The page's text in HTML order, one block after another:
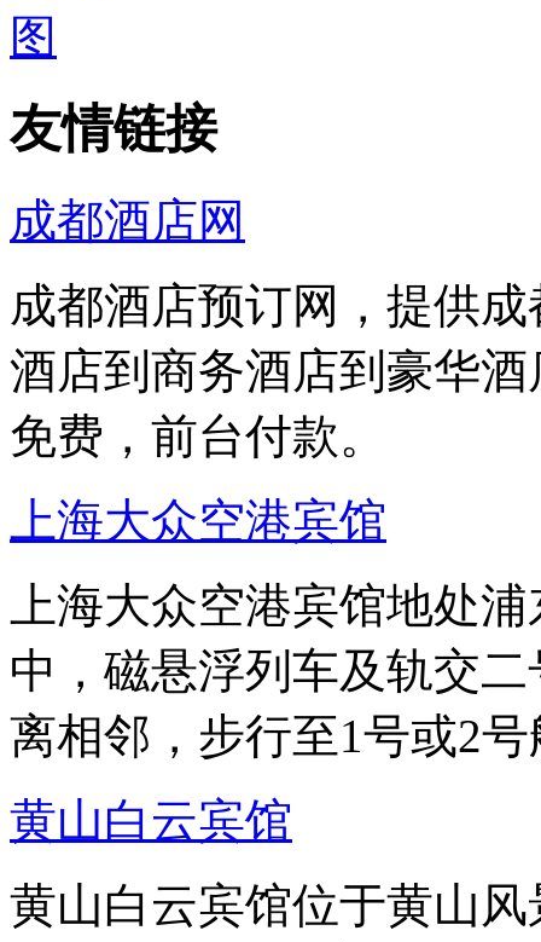
友情链接
成都酒店网
成都酒店预订网，提供
酒店到商务酒店到豪华
免费，前台付款。
上海大众空港宾馆
上海大众空港宾馆地处
中，磁悬浮列车及轨交
离相邻，步行至1号或2
黄山白云宾馆
黄山白云宾馆位于黄山